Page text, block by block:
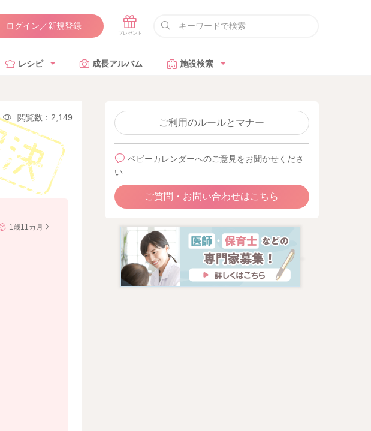
ログイン／新規登録
レシピ 成長アルバム 施設検索
閲覧数：2,149
1歳11カ月
ご利用のルールとマナー
ベビーカレンダーへのご意見をお聞かせくださ
い
ご質問・お問い合わせはこちら